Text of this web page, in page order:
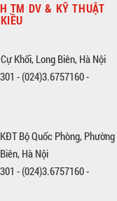
TM DV & KỸ THUẬT
Khối, Long Biên, Hà Nội
- (024)3.6757160 -
Bộ Quốc Phòng, Phường
Hà Nội
- (024)3.6757160 -